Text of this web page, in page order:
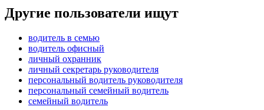
Другие пользователи ищут
водитель в семью
водитель офисный
личный охранник
личный секретарь руководителя
персональный водитель руководителя
персональный семейный водитель
семейный водитель